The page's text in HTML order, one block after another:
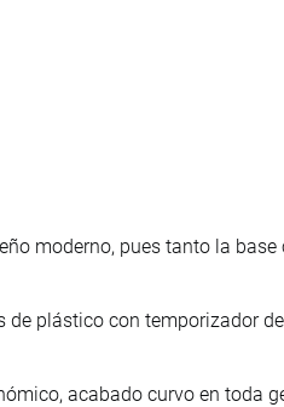
moderno, pues tanto la
de plástico con temporizador
acabado curvo en toda